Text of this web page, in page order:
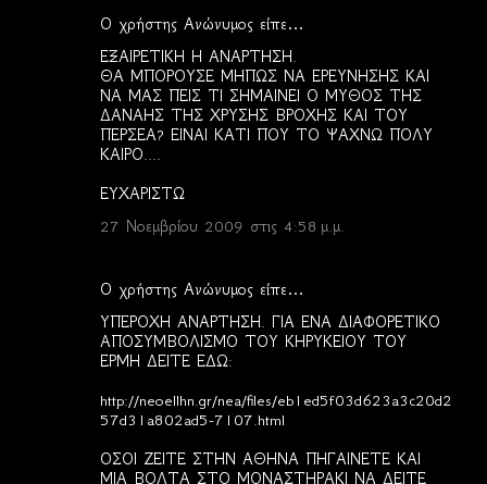
Ο χρήστης Ανώνυμος είπε…
ΕΞΑΙΡΕΤΙΚΗ Η ΑΝΑΡΤΗΣΗ.
ΘΑ ΜΠΟΡΟΥΣΕ ΜΗΠΩΣ ΝΑ ΕΡΕΥΝΗΣΗΣ ΚΑΙ
ΝΑ ΜΑΣ ΠΕΙΣ ΤΙ ΣΗΜΑΙΝΕΙ Ο ΜΥΘΟΣ ΤΗΣ
ΔΑΝΑΗΣ ΤΗΣ ΧΡΥΣΗΣ ΒΡΟΧΗΣ ΚΑΙ ΤΟΥ
ΠΕΡΣΕΑ? ΕΙΝΑΙ ΚΑΤΙ ΠΟΥ ΤΟ ΨΑΧΝΩ ΠΟΛΥ
ΚΑΙΡΟ....
ΕΥΧΑΡΙΣΤΩ
27 Νοεμβρίου 2009 στις 4:58 μ.μ.
Ο χρήστης Ανώνυμος είπε…
ΥΠΕΡΟΧΗ ΑΝΑΡΤΗΣΗ. ΓΙΑ ΕΝΑ ΔΙΑΦΟΡΕΤΙΚΟ
ΑΠΟΣΥΜΒΟΛΙΣΜΟ ΤΟΥ ΚΗΡΥΚΕΙΟΥ ΤΟΥ
ΕΡΜΗ ΔΕΙΤΕ ΕΔΩ:
http://neoellhn.gr/nea/files/eb1ed5f03d623a3c20d2
57d31a802ad5-7107.html
ΟΣΟΙ ΖΕΙΤΕ ΣΤΗΝ ΑΘΗΝΑ ΠΗΓΑΙΝΕΤΕ ΚΑΙ
ΜΙΑ ΒΟΛΤΑ ΣΤΟ ΜΟΝΑΣΤΗΡΑΚΙ ΝΑ ΔΕΙΤΕ